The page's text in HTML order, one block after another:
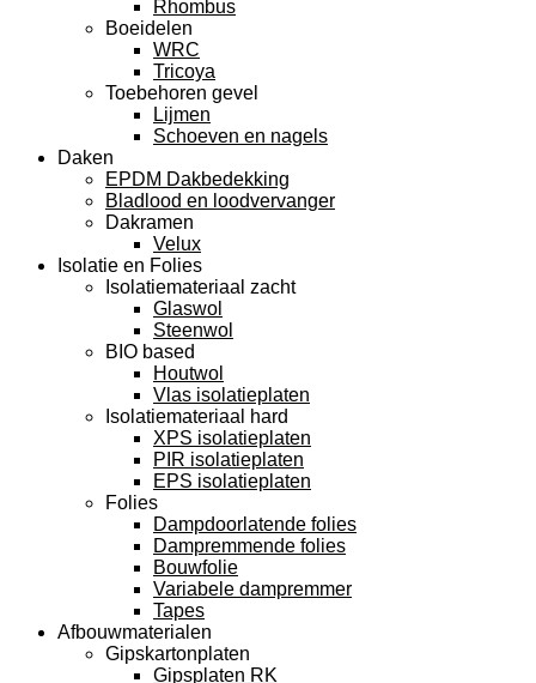
Rhombus
Boeidelen
WRC
Tricoya
Toebehoren gevel
Lijmen
Schoeven en nagels
Daken
EPDM Dakbedekking
Bladlood en loodvervanger
Dakramen
Velux
Isolatie en Folies
Isolatiemateriaal zacht
Glaswol
Steenwol
BIO based
Houtwol
Vlas isolatieplaten
Isolatiemateriaal hard
XPS isolatieplaten
PIR isolatieplaten
EPS isolatieplaten
Folies
Dampdoorlatende folies
Dampremmende folies
Bouwfolie
Variabele dampremmer
Tapes
Afbouwmaterialen
Gipskartonplaten
Gipsplaten RK